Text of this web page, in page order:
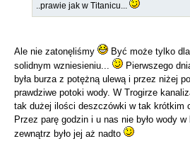
..prawie jak w Titanicu...
Ale nie zatonęliśmy
Być może tylko
solidnym wzniesieniu...
Pierwszego
była burza z potężną ulewą i przez niżej
prawdziwe potoki wody. W Trogirze
tak dużej ilości deszczówki w tak krótkim
Przez parę godzin i u nas nie było wody
zewnątrz było jej aż nadto